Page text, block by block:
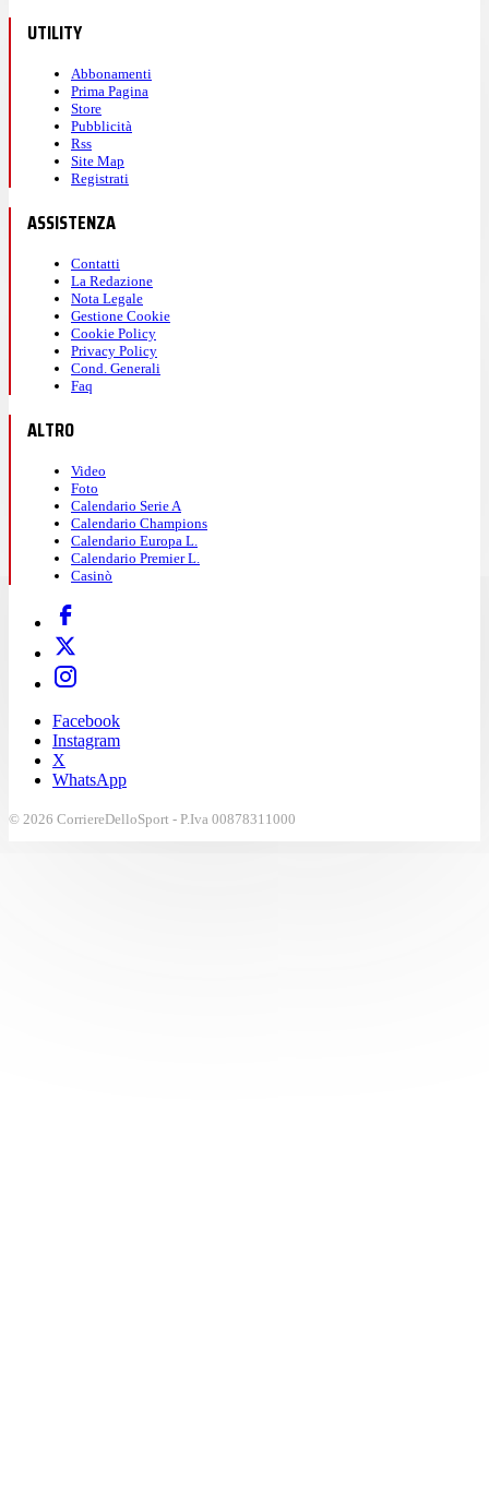
UTILITY
Abbonamenti
Prima Pagina
Store
Pubblicità
Rss
Site Map
Registrati
ASSISTENZA
Contatti
La Redazione
Nota Legale
Gestione Cookie
Cookie Policy
Privacy Policy
Cond. Generali
Faq
ALTRO
Video
Foto
Calendario Serie A
Calendario Champions
Calendario Europa L.
Calendario Premier L.
Casinò
Facebook
Instagram
X
WhatsApp
© 2026 CorriereDelloSport - P.Iva 00878311000